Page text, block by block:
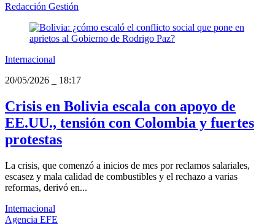
Redacción Gestión
Internacional
20/05/2026
18:17
Crisis en Bolivia escala con apoyo de
EE.UU., tensión con Colombia y fuertes
protestas
La crisis, que comenzó a inicios de mes por reclamos salariales,
escasez y mala calidad de combustibles y el rechazo a varias
reformas, derivó en...
Internacional
Agencia EFE